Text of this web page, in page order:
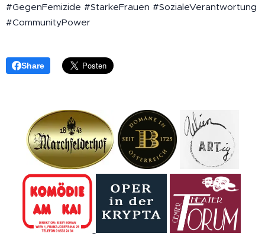
#GegenFemizide #StarkeFrauen #SozialeVerantwortung
#CommunityPower
Share